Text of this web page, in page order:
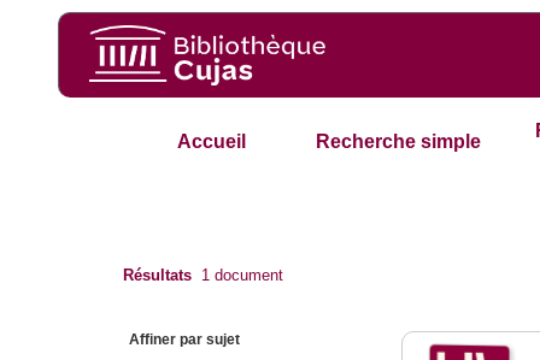
Accueil Recherche simple
Résultats 1 document
Affiner par sujet